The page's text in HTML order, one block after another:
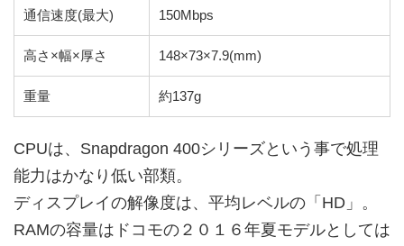
通信速度(最大) 150Mbps
高さ×幅×厚さ 148×73×7.9(mm)
重量 約137g
CPUは、Snapdragon 400シリーズという事で処理
能力はかなり低い部類。
ディスプレイの解像度は、平均レベルの「HD」。
RAMの容量はドコモの２０１６年夏モデルとしては